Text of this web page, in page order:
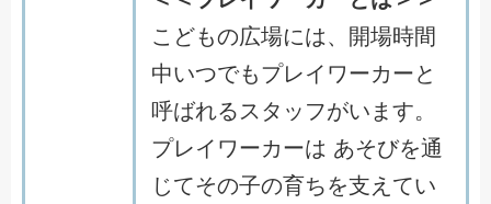
こどもの広場には、開場時間
中いつでもプレイワーカーと
呼ばれるスタッフがいます。
プレイワーカーは あそびを通
じてその子の育ちを支えてい